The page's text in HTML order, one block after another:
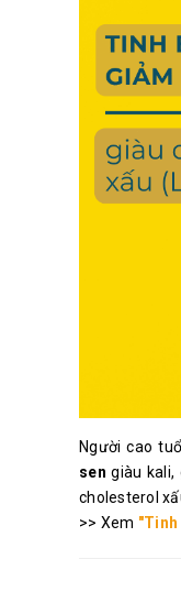
Người cao
sen giàu kali,
cholesterol
>> Xem "Tinh